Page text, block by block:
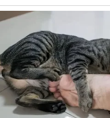
Getty